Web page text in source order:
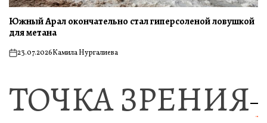
Южный Арал окончательно стал гиперсоленой ловушкой
для метана
on23.07.2026Камила Нургалиева
ТОЧКА ЗРЕНИЯ